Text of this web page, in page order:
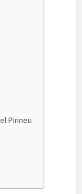
Pirineu